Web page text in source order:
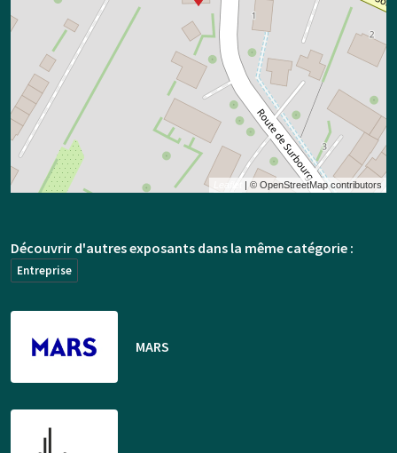
Leaflet | © OpenStreetMap contributors
Découvrir d'autres exposants dans la même catégorie :
Entreprise
MARS